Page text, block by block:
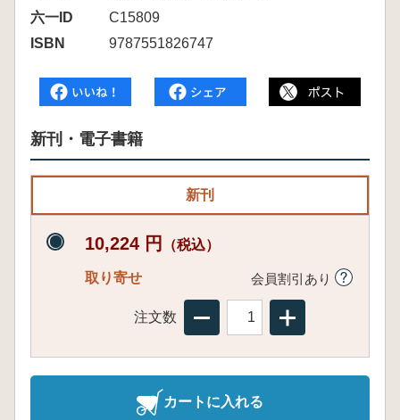
六一ID
C15809
ISBN
9787551826747
新刊・電子書籍
新刊
10,224 円 （税込）
取り寄せ 会員割引あり
注文数
カートに入れる